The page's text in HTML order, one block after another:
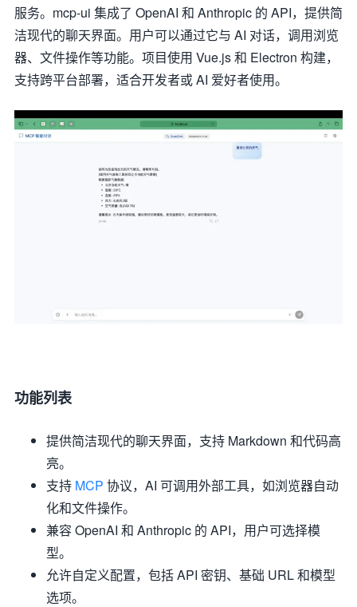
服务。mcp-ui 集成了 OpenAI 和 Anthropic 的 API，提供简
洁现代的聊天界面。用户可以通过它与 AI 对话，调用浏览
器、文件操作等功能。项目使用 Vue.js 和 Electron 构建，
支持跨平台部署，适合开发者或 AI 爱好者使用。
功能列表
提供简洁现代的聊天界面，支持 Markdown 和代码高
亮。
支持 MCP 协议，AI 可调用外部工具，如浏览器自动
化和文件操作。
兼容 OpenAI 和 Anthropic 的 API，用户可选择模
型。
允许自定义配置，包括 API 密钥、基础 URL 和模型
选项。